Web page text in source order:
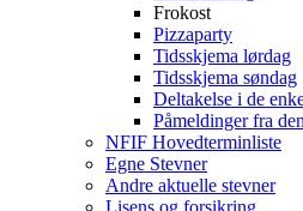
Frokost
Pizzaparty
Tidsskjema lørdag
Tidsskjema søndag
Deltakelse i de
Påmeldinger fra
NFIF Hovedterminliste
Egne Stevner
Andre aktuelle stevner